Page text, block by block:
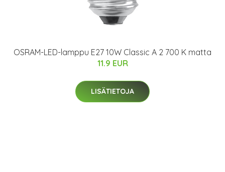
OSRAM-LED-lamppu E27 10W Classic A 2 700 K matta
11.9 EUR
LISÄTIETOJA